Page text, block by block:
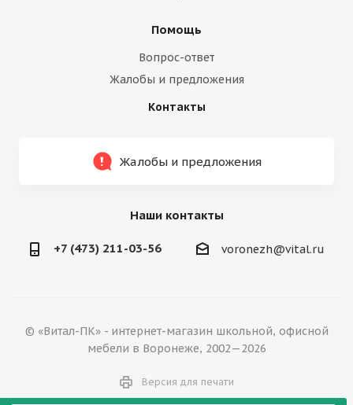
Помощь
Вопрос-ответ
Жалобы и предложения
Контакты
Жалобы и предложения
Наши контакты
+7 (473) 211-03-56 voronezh@vital.ru
© «Витал-ПК» - интернет-магазин школьной, офисной
мебели в Воронеже, 2002—2026
Версия для печати